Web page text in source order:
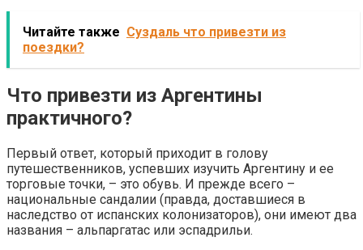
Читайте также Суздаль что привезти из
поездки?
Что привезти из Аргентины
практичного?
Первый ответ, который приходит в голову
путешественников, успевших изучить Аргентину и ее
торговые точки, – это обувь. И прежде всего –
национальные сандалии (правда, доставшиеся в
наследство от испанских колонизаторов), они имеют два
названия – альпаргатас или эспадрильи.